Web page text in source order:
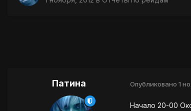
Патина Опубликовано 1
Начало 20-00